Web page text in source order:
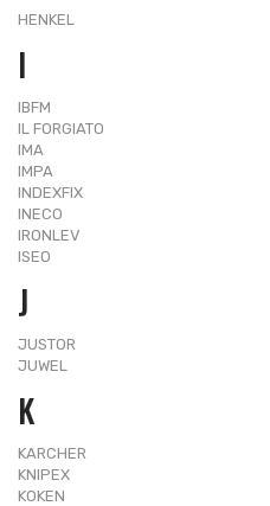
HENKEL
I
IBFM
IL FORGIATO
IMA
IMPA
INDEXFIX
INECO
IRONLEV
ISEO
J
JUSTOR
JUWEL
K
KARCHER
KNIPEX
KOKEN